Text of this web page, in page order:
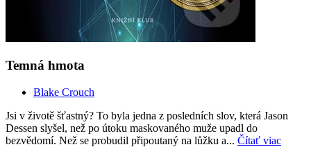
Temná hmota
Blake Crouch
Jsi v životě šťastný? To byla jedna z posledních slov, která Jason
Dessen slyšel, než po útoku maskovaného muže upadl do
bezvědomí. Než se probudil připoutaný na lůžku a... Čítať viac